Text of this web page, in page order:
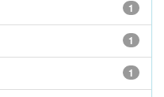
1
1
1